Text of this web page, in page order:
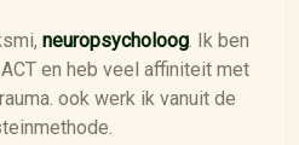
neuropsycholoog. Ik ben
en heb veel affiniteit met
ook werk ik vanuit de